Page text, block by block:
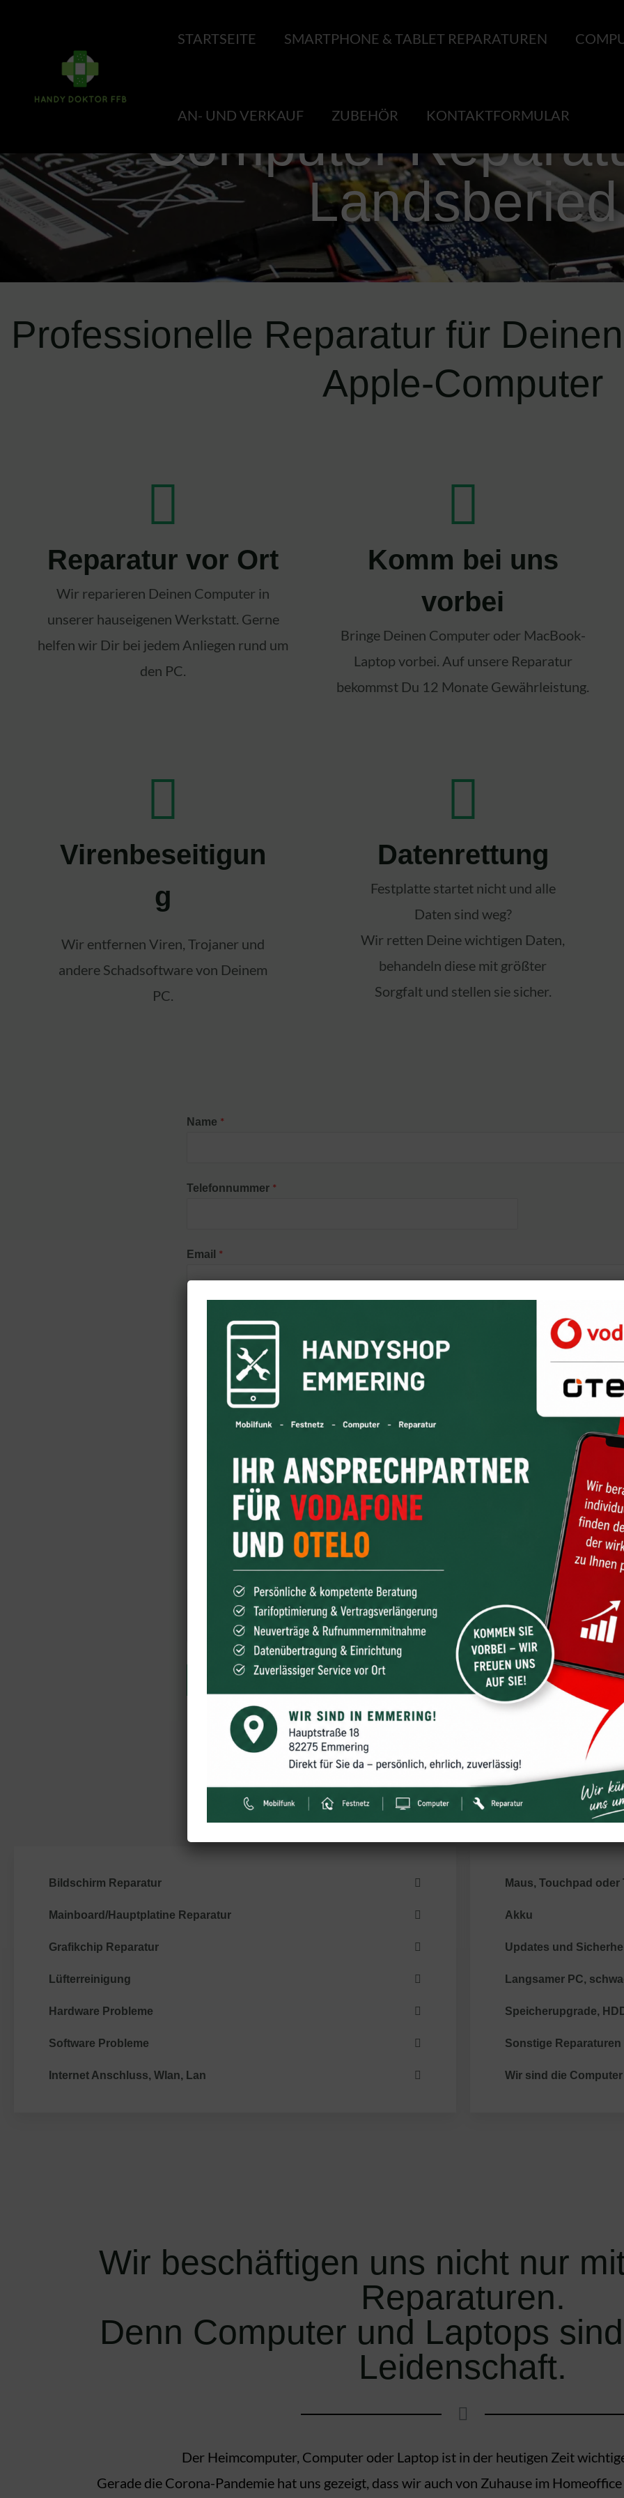
STARTSEITE SMARTPHONE & TABLET REPARATUREN
AN- UND VERKAUF ZUBEHÖR KONTAKTFORMULAR
Computer
Landsberied
Professionelle Reparatur für
Apple-Computer
Reparatur vor Ort
Wir reparieren Deinen Computer in
unserer hauseigenen Werkstatt. Gerne
helfen wir Dir bei jedem Anliegen rund um
den PC.
Komm bei uns
vorbei
Bringe Deinen Computer oder MacBook-
Laptop vorbei. Auf unsere Reparatur
bekommst Du 12 Monate Gewährleistung.
Virenbeseitigun
g
Wir entfernen Viren, Trojaner und
andere Schadsoftware von Deinem
PC.
Datenrettung
Festplatte startet nicht und alle
Daten sind weg?
Wir retten Deine wichtigen Daten,
behandeln diese mit größter
Sorgfalt und stellen sie sicher.
Name *
Telefonnummer *
Email *
Nachricht*
Pflichtfeld*
Wenn Sie die hier angegebene Möglichkeit zur Kontaktaufnahme nutzen möchten,
personenbezogene Daten wie Ihre E-Mail-Adresse angeben. Hinweise zum Datenschutz
Was wir für Dich
Bildschirm Reparatur
Mainboard/Hauptplatine Reparatur
Grafikchip Reparatur
Lüfterreinigung
Hardware Probleme
Software Probleme
Internet Anschluss, Wlan, Lan
Maus, Touchpad oder
Akku
Updates und
Langsamer PC,
Speicherupgrade,
Sonstige Reparaturen
Wir sind die
Wir beschäftigen uns nicht nur
Reparaturen.
Denn Computer und Laptops
Leidenschaft.
Der Heimcomputer, Computer oder Laptop ist in der heutigen Zeit
Gerade die Corona-Pandemie hat uns gezeigt, dass wir auch von Zuhause im